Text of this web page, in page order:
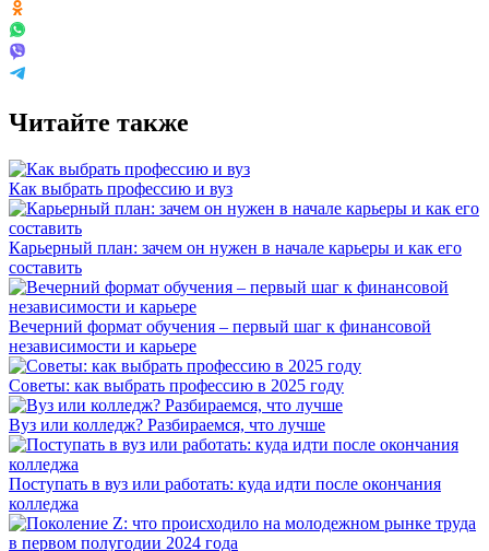
Читайте также
Как выбрать профессию и вуз
Карьерный план: зачем он нужен в начале карьеры и как его
составить
Вечерний формат обучения – первый шаг к финансовой
независимости и карьере
Советы: как выбрать профессию в 2025 году
Вуз или колледж? Разбираемся, что лучше
Поступать в вуз или работать: куда идти после окончания
колледжа